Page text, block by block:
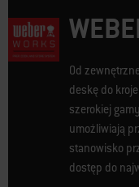
Od
deskę do
szerokiej
umożliwiają
stanowisko
dostęp do